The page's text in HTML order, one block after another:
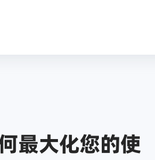
最大化您的使